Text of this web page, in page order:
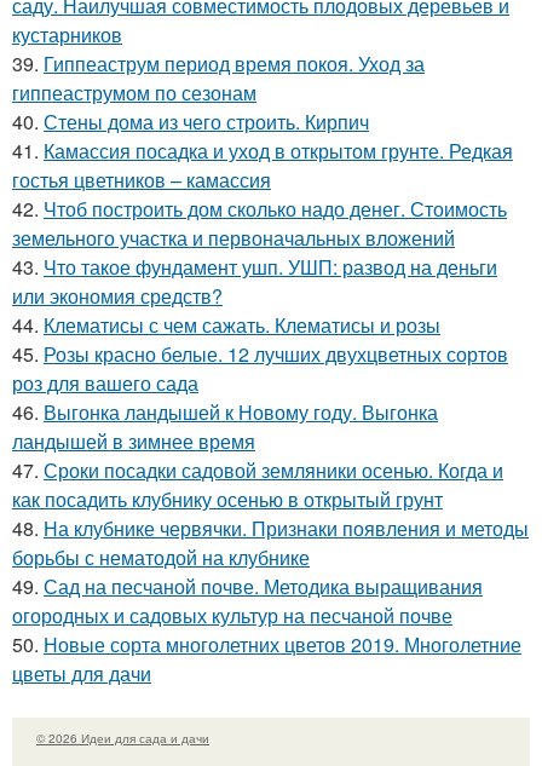
кустарников
39. Гиппеаструм период время покоя. Уход за
гиппеаструмом по сезонам
40. Стены дома из чего строить. Кирпич
41. Камассия посадка и уход в открытом грунте. Редкая
гостья цветников – камассия
42. Чтоб построить дом сколько надо денег. Стоимость
земельного участка и первоначальных вложений
43. Что такое фундамент ушп. УШП: развод на деньги
или экономия средств?
44. Клематисы с чем сажать. Клематисы и розы
45. Розы красно белые. 12 лучших двухцветных сортов
роз для вашего сада
46. Выгонка ландышей к Новому году. Выгонка
ландышей в зимнее время
47. Сроки посадки садовой земляники осенью. Когда и
как посадить клубнику осенью в открытый грунт
48. На клубнике червячки. Признаки появления и методы
борьбы с нематодой на клубнике
49. Сад на песчаной почве. Методика выращивания
огородных и садовых культур на песчаной почве
50. Новые сорта многолетних цветов 2019. Многолетние
цветы для дачи
© 2026 Идеи для сада и дачи